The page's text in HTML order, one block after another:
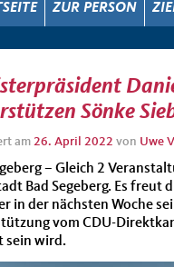
ZUR PERSON
Sönke
am 26. April 2022 von Uwe
– Gleich 2
Bad Segeberg. Es
in der nächsten Woche
vom CDU-
sein wird.